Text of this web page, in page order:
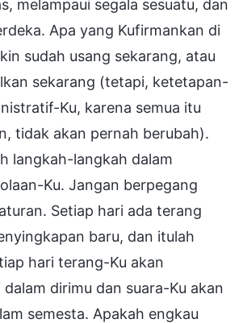
melampaui segala sesuatu, dan
Apa yang Kufirmankan di
sudah usang sekarang, atau
sekarang (tetapi, ketetapan-
Ku, karena semua itu
tidak akan pernah berubah).
langkah-langkah dalam
Ku. Jangan berpegang
Setiap hari ada terang
baru, dan itulah
hari terang-Ku akan
dirimu dan suara-Ku akan
semesta. Apakah engkau